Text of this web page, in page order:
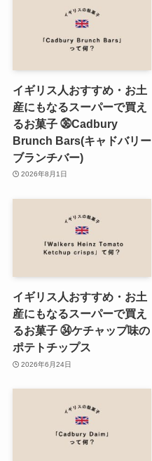
イギリス人おすすめ・お土
産にもなるスーパーで買え
るお菓子 ㊱Cadbury
Brunch Bars(キャドバリー
ブランチバー)
2026年8月1日
イギリス人おすすめ・お土
産にもなるスーパーで買え
るお菓子 ㉞ケチャップ味の
ポテトチップス
2026年6月24日